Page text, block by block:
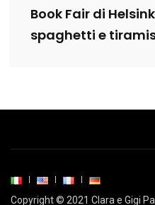
Book Fair di
spaghetti e
Copyright © 2021 Clara e Gigi